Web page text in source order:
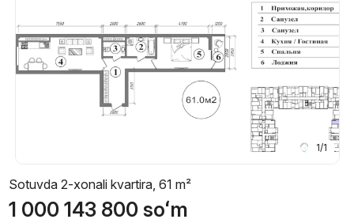
1/1
Sotuvda 2-xonali kvartira, 61 m²
1 000 143 800 soʻm